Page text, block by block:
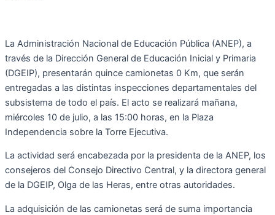
La Administración Nacional de Educación Pública (ANEP), a
través de la Dirección General de Educación Inicial y Primaria
(DGEIP), presentarán quince camionetas 0 Km, que serán
entregadas a las distintas inspecciones departamentales del
subsistema de todo el país. El acto se realizará mañana,
miércoles 10 de julio, a las 15:00 horas, en la Plaza
Independencia sobre la Torre Ejecutiva.
La actividad será encabezada por la presidenta de la ANEP, los
consejeros del Consejo Directivo Central, y la directora general
de la DGEIP, Olga de las Heras, entre otras autoridades.
La adquisición de las camionetas será de suma importancia